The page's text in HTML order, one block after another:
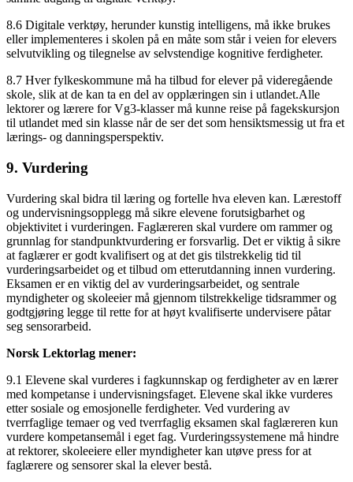
8.6 Digitale verktøy, herunder kunstig intelligens, må ikke brukes
eller implementeres i skolen på en måte som står i veien for elevers
selvutvikling og tilegnelse av selvstendige kognitive ferdigheter.
8.7 Hver fylkeskommune må ha tilbud for elever på videregående
skole, slik at de kan ta en del av opplæringen sin i utlandet.Alle
lektorer og lærere for Vg3-klasser må kunne reise på fagekskursjon
til utlandet med sin klasse når de ser det som hensiktsmessig ut fra et
lærings- og danningsperspektiv.
9. Vurdering
Vurdering skal bidra til læring og fortelle hva eleven kan. Lærestoff
og undervisningsopplegg må sikre elevene forutsigbarhet og
objektivitet i vurderingen. Faglæreren skal vurdere om rammer og
grunnlag for standpunktvurdering er forsvarlig. Det er viktig å sikre
at faglærer er godt kvalifisert og at det gis tilstrekkelig tid til
vurderingsarbeidet og et tilbud om etterutdanning innen vurdering.
Eksamen er en viktig del av vurderingsarbeidet, og sentrale
myndigheter og skoleeier må gjennom tilstrekkelige tidsrammer og
godtgjøring legge til rette for at høyt kvalifiserte undervisere påtar
seg sensorarbeid.
Norsk Lektorlag mener:
9.1 Elevene skal vurderes i fagkunnskap og ferdigheter av en lærer
med kompetanse i undervisningsfaget. Elevene skal ikke vurderes
etter sosiale og emosjonelle ferdigheter. Ved vurdering av
tverrfaglige temaer og ved tverrfaglig eksamen skal faglæreren kun
vurdere kompetansemål i eget fag. Vurderingssystemene må hindre
at rektorer, skoleeiere eller myndigheter kan utøve press for at
faglærere og sensorer skal la elever bestå.